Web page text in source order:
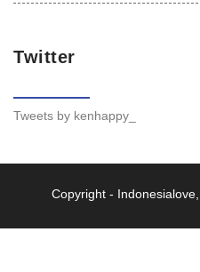
Twitter
Tweets by kenhappy_
Copyright - Indonesialove